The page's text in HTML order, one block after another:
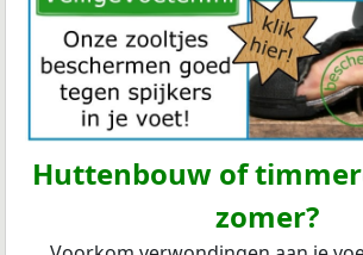
Huttenbouw of
zomer?